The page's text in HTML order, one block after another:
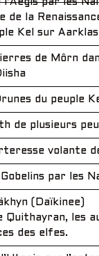
par les
de la
Kel sur
de Môrn
du peuple
de plusieurs
volante
par les
(Daïkinee)
Quithayran, les
des elfes.